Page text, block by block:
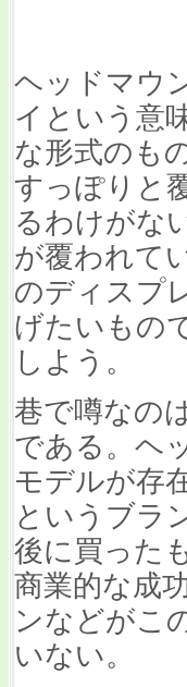
ヘッドマウ
イという意
な形式のも
すっぽりと
るわけがな
が覆われて
のディスプ
げたいもの
しよう。
巷で噂なの
である。ヘ
モデルが存
というブラ
後に買った
商業的な成
ンなどがこ
いない。